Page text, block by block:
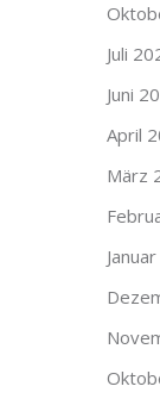
Juli
Juni
April
März